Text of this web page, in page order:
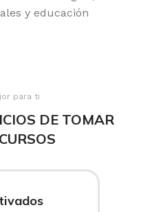
y educación
para ti
DE TOMAR